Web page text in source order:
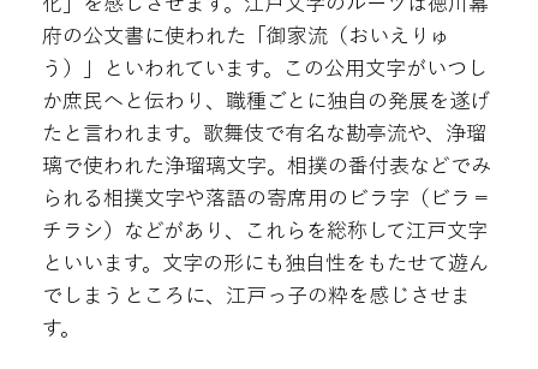
府の公文書に使われた「御家流（おいえりゅ
う）」といわれています。この公用文字がいつし
か庶民へと伝わり、職種ごとに独自の発展を遂げ
たと言われます。歌舞伎で有名な勘亭流や、浄瑠
璃で使われた浄瑠璃文字。相撲の番付表などでみ
られる相撲文字や落語の寄席用のビラ字（ビラ＝
チラシ）などがあり、これらを総称して江戸文字
といいます。文字の形にも独自性をもたせて遊ん
でしまうところに、江戸っ子の粋を感じさせま
す。